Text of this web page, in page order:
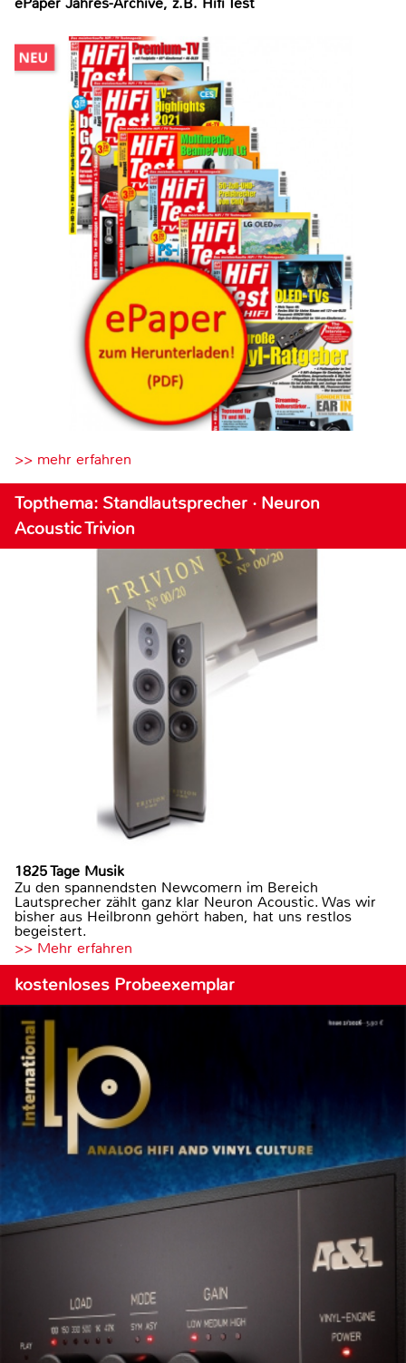
>> mehr erfahren
Topthema: Standlautsprecher · Neuron
Acoustic Trivion
1825 Tage Musik
Zu den spannendsten Newcomern im Bereich
Lautsprecher zählt ganz klar Neuron Acoustic. Was wir
bisher aus Heilbronn gehört haben, hat uns restlos
begeistert.
>> Mehr erfahren
kostenloses Probeexemplar